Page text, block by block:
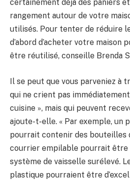
certainement déjà des paniers
rangement autour de votre
utilisés. Pour tenter de réduire
d’abord d’acheter votre maison
être réutilisé, conseille Brenda
Il se peut que vous parveniez à
qui ne crient pas
cuisine », mais qui peuvent
ajoute-t-elle. « Par exemple, un
pourrait contenir des bouteilles
courrier empilable pourrait être
système de vaisselle surélevé.
plastique pourraient être